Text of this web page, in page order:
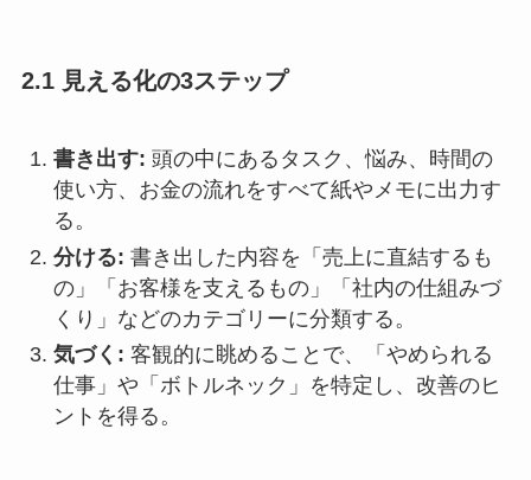
2.1 見える化の3ステップ
書き出す: 頭の中にあるタスク、悩み、時間の
使い方、お金の流れをすべて紙やメモに出力す
る。
分ける: 書き出した内容を「売上に直結するも
の」「お客様を支えるもの」「社内の仕組みづ
くり」などのカテゴリーに分類する。
気づく: 客観的に眺めることで、「やめられる
仕事」や「ボトルネック」を特定し、改善のヒ
ントを得る。